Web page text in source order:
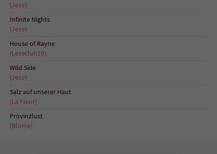
(Jessi)
Infinite Nights
(Jessi)
House of Rayne
(Leseclub19)
Wild Side
(Jessi)
Salz auf unserer Haut
(La Fleur)
Provinzlust
(Blume)